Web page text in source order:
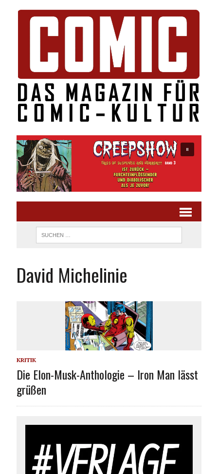
David Michelinie
KRITIK
Die Elon-Musk-Anthologie – Iron Man lässt
grüßen